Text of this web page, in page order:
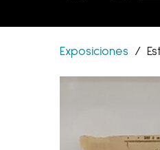
Exposiciones /